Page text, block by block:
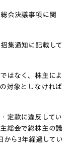
会決議事項に関
集通知に記載して
はなく、株主によ
対象としなければ
定款に違反してい
総会で総株主の議
から3年経過してい